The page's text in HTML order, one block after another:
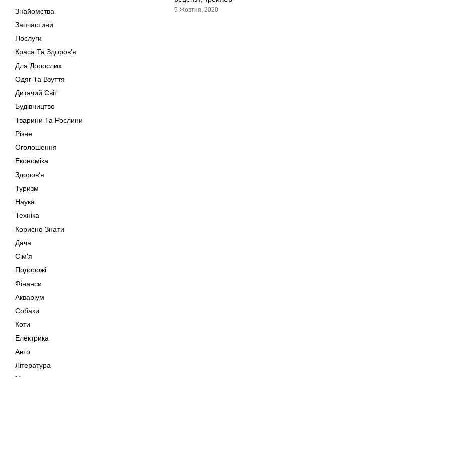
Знайомства
Запчастини
Послуги
Краса Та Здоров'я
Для Дорослих
Одяг Та Взуття
Дитячий Світ
Будівництво
Тварини Та Рослини
Різне
Оголошення
Економіка
Здоров'я
Туризм
Наука
Техніка
Корисно Знати
Дача
Сім'я
Подорожі
Фінанси
Акваріум
Собаки
Коти
Електрика
Авто
Література
Музика
5 Жовтня, 2020